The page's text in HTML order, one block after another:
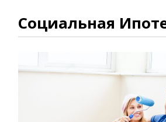
Социальная